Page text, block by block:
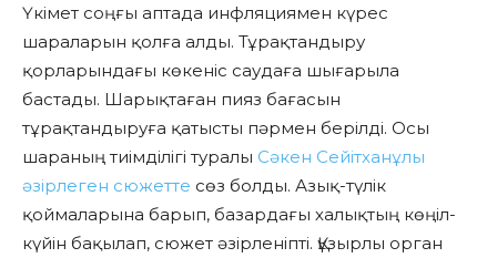
Үкімет соңғы аптада инфляциямен күрес
шараларын қолға алды. Тұрақтандыру
қорларындағы көкеніс саудаға шығарыла
бастады. Шарықтаған пияз бағасын
тұрақтандыруға қатысты пәрмен берілді. Осы
шараның тиімділігі туралы Сәкен Сейітханұлы
әзірлеген сюжетте сөз болды. Азық-түлік
қоймаларына барып, базардағы халықтың көңіл-
күйін бақылап, сюжет әзірленіпті. Құзырлы орган